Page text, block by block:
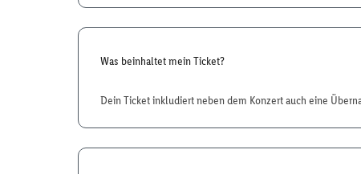
Was beinhaltet mein Ticket?
Dein Ticket inkludiert neben dem Konzert auch eine